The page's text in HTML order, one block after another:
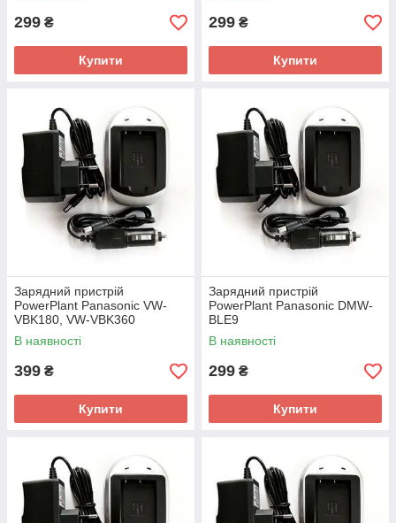
299 ₴
Купити
299 ₴
Купити
Зарядний пристрій
PowerPlant Panasonic VW-
VBK180, VW-VBK360
В наявності
399 ₴
Купити
Зарядний пристрій
PowerPlant Panasonic DMW-
BLE9
В наявності
299 ₴
Купити